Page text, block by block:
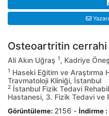
Osteoartritin cerrahi
Ali Akın Uğraş 1, Kadriye Öneş
1 Haseki Eğitim ve Araştırma
Travmatoloji Kliniği, İstanbul
2 İstanbul Fizik Tedavi
Hastanesi, 3. Fizik Tedavi ve
Görüntüleme: 2156 - İndirme :